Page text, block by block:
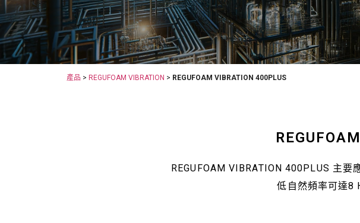
產品 > REGUFOAM VIBRATION > REGUFOAM VIBRATION 400PLUS
REGUFOAM VIBRATION 400PLUS 主
低自然頻率可達8